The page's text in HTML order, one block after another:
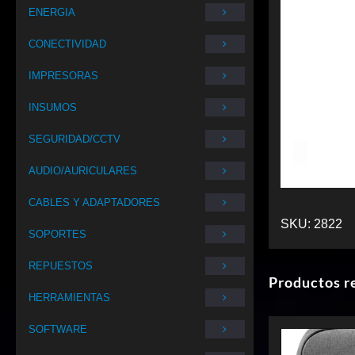
ENERGIA
CONECTIVIDAD
IMPRESORAS
INSUMOS
SEGURIDAD/CCTV
AUDIO/AURICULARES
CABLES Y ADAPTADORES
SOPORTES
REPUESTOS
HERRAMIENTAS
SOFTWARE
SKU: 2822
Productos